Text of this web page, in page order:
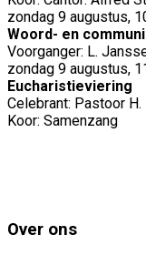
zondag 9 augustus,
Woord- en
Voorganger: L.
zondag 9 augustus,
Eucharistieviering
Celebrant: Pastoor
Koor: Samenzang
Over ons